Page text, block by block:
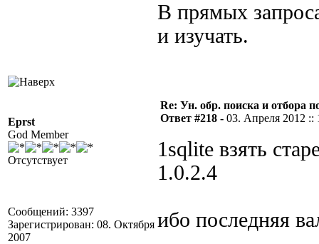
В прямых
и изучать.
Eprst
God Member
Отсутствует
Сообщений: 3397
Зарегистрирован: 08. Октября
2007
Re: Ун. обр. поиска и отбора
Ответ #218 - 03. Апреля 2012 ::
1sqlite взять
1.0.2.4
ибо последняя